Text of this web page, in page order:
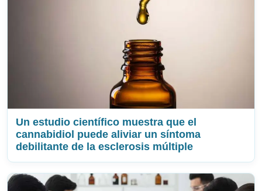
Un estudio científico muestra que el
cannabidiol puede aliviar un síntoma
debilitante de la esclerosis múltiple